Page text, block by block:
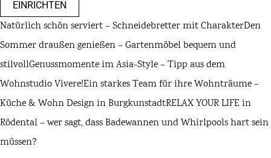
EINRICHTEN
Natürlich schön serviert – Schneidebretter mit CharakterDen
Sommer draußen genießen – Gartenmöbel bequem und
stilvollGenussmomente im Asia-Style – Tipp aus dem
Wohnstudio Vivere!Ein starkes Team für ihre Wohnträume –
Küche & Wohn Design in BurgkunstadtRELAX YOUR LIFE in
Rödental – wer sagt, dass Badewannen und Whirlpools hart sein
müssen?